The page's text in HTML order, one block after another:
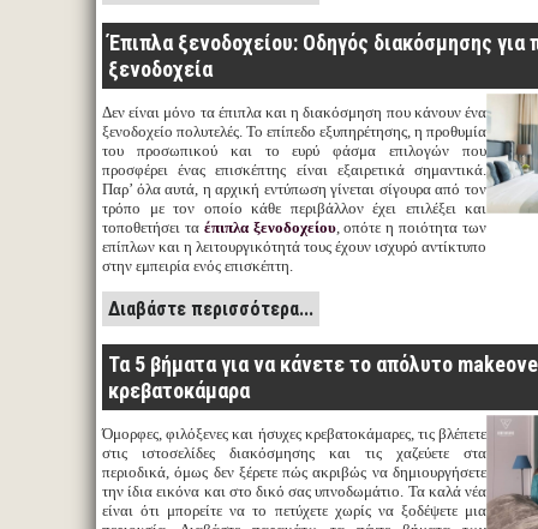
Έπιπλα ξενοδοχείου: Οδηγός διακόσμησης για
ξενοδοχεία
Δεν είναι μόνο τα έπιπλα και η διακόσμηση που κάνουν ένα
ξενοδοχείο πολυτελές. Το επίπεδο εξυπηρέτησης, η προθυμία
του προσωπικού και το ευρύ φάσμα επιλογών που
προσφέρει ένας επισκέπτης είναι εξαιρετικά σημαντικά.
Παρ’ όλα αυτά, η αρχική εντύπωση γίνεται σίγουρα από τον
τρόπο με τον οποίο κάθε περιβάλλον έχει επιλέξει και
τοποθετήσει τα έπιπλα ξενοδοχείου, οπότε η ποιότητα των
επίπλων και η λειτουργικότητά τους έχουν ισχυρό αντίκτυπο
στην εμπειρία ενός επισκέπτη.
Διαβάστε περισσότερα...
Τα 5 βήματα για να κάνετε το απόλυτο
κρεβατοκάμαρα
Όμορφες, φιλόξενες και ήσυχες κρεβατοκάμαρες, τις βλέπετε
στις ιστοσελίδες διακόσμησης και τις χαζεύετε στα
περιοδικά, όμως δεν ξέρετε πώς ακριβώς να δημιουργήσετε
την ίδια εικόνα και στο δικό σας υπνοδωμάτιο. Τα καλά νέα
είναι ότι μπορείτε να το πετύχετε χωρίς να ξοδέψετε μια